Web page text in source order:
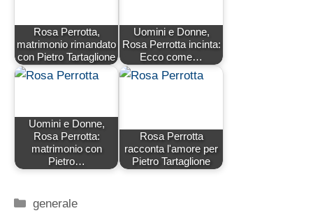
Rosa Perrotta,
matrimonio rimandato
con Pietro Tartaglione
Uomini e Donne,
Rosa Perrotta incinta:
Ecco come…
Uomini e Donne,
Rosa Perrotta:
matrimonio con
Pietro…
Rosa Perrotta
racconta l'amore per
Pietro Tartaglione
Categorie
generale